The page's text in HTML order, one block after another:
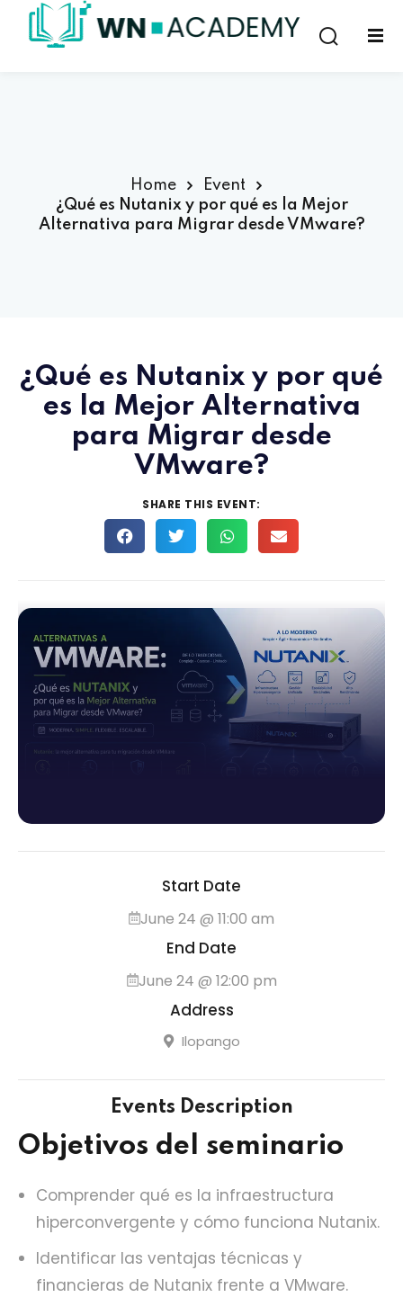
Home
Event
¿Qué es Nutanix y por qué es la Mejor
Alternativa para Migrar desde VMware?
¿Qué es Nutanix y por qué
es la Mejor Alternativa
para Migrar desde
VMware?
SHARE THIS EVENT:
Start Date
June 24 @ 11:00 am
End Date
June 24 @ 12:00 pm
Address
Ilopango
Events Description
Objetivos del seminario
Comprender qué es la infraestructura
hiperconvergente y cómo funciona Nutanix.
Identificar las ventajas técnicas y
financieras de Nutanix frente a VMware.